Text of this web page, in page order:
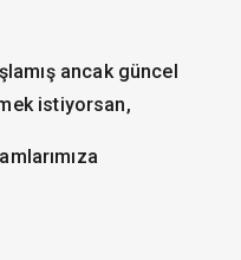
ancak güncel
istiyorsan,